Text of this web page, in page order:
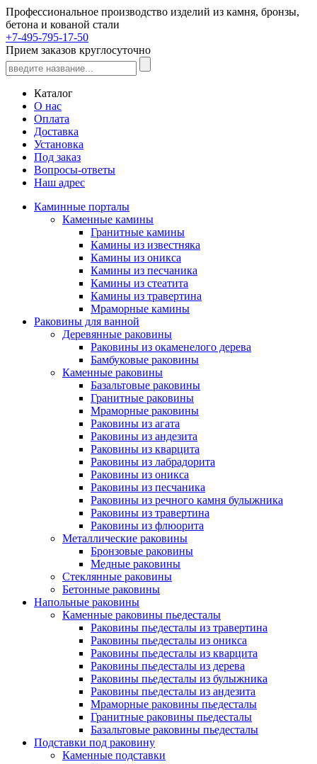
Профессиональное производство изделий из камня, бронзы,
бетона и кованой стали
+7-495-795-17-50
Прием заказов круглосуточно
Каталог
О нас
Оплата
Доставка
Установка
Под заказ
Вопросы-ответы
Наш адрес
Каминные порталы
Каменные камины
Гранитные камины
Камины из известняка
Камины из оникса
Камины из песчаника
Камины из стеатита
Камины из травертина
Мраморные камины
Раковины для ванной
Деревянные раковины
Раковины из окаменелого дерева
Бамбуковые раковины
Каменные раковины
Базальтовые раковины
Гранитные раковины
Мраморные раковины
Раковины из агата
Раковины из андезита
Раковины из кварцита
Раковины из лабрадорита
Раковины из оникса
Раковины из песчаника
Раковины из речного камня булыжника
Раковины из травертина
Раковины из флюорита
Металлические раковины
Бронзовые раковины
Медные раковины
Стеклянные раковины
Бетонные раковины
Напольные раковины
Каменные раковины пьедесталы
Раковины пьедесталы из травертина
Раковины пьедесталы из оникса
Раковины пьедесталы из кварцита
Раковины пьедесталы из дерева
Раковины пьедесталы из булыжника
Раковины пьедесталы из андезита
Мраморные раковины пьедесталы
Гранитные раковины пьедесталы
Базальтовые раковины пьедесталы
Подставки под раковину
Каменные подставки